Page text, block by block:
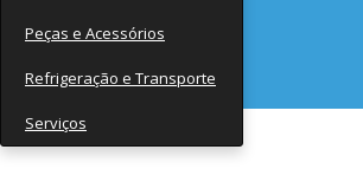
Peças e Acessórios
Refrigeração e Transporte
Serviços